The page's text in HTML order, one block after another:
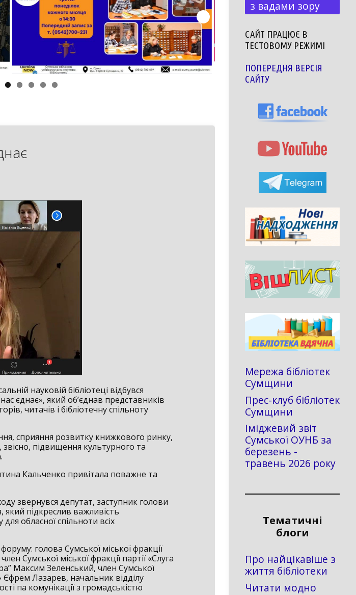
науковій бібліотеці відбувся
єднає», який об’єднав представників
читачів і бібліотечну спільноту
сприяння розвитку книжкового ринку,
звісно, підвищення культурного та
Кальченко привітала поважне та
звернувся депутат, заступник голови
підкреслив важливість
обласної спільноти всіх
голова Сумської міської фракції
Сумської міської фракції партії «Слуга
Максим Зеленський, член Сумської
Єфрем Лазарев, начальник відділу
па комунікації з громадськістю
з вадами зору
САЙТ ПРАЦЮЄ В
ТЕСТОВОМУ РЕЖИМІ
ПОПЕРЕДНЯ ВЕРСІЯ
САЙТУ
Мережа бібліотек
Сумщини
Прес-клуб бібліотек
Сумщини
Іміджевий звіт
Сумської ОУНБ за
березень -
травень 2026 року
Тематичні
блоги
Про найцікавіше з
життя бібліотеки
Читати модно